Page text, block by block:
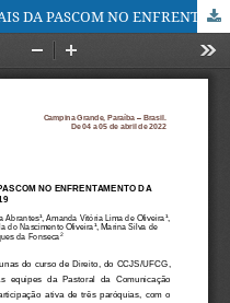
UNIVERSIDADE E EQUIPES LOCAIS DA PASCOM NO ENFRENTAMENTO DA COVID-19